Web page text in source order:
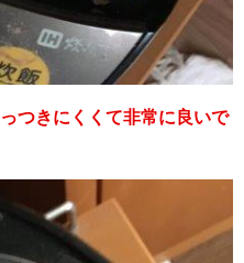
つきにくくて非常に良いで